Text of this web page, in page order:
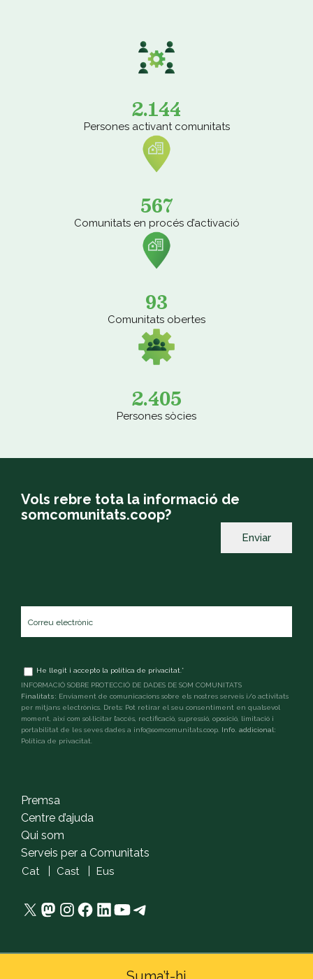
2.144
Persones activant comunitats
567
Comunitats en procés d’activació
93
Comunitats obertes
2.405
Persones sòcies
Vols rebre tota la informació de
somcomunitats.coop?
electrònic *
TermsHe llegit i accepto la política de privacitat *
INFORMACIÓ SOBRE PROTECCIÓ DE DADES DE SOM COMUNITATS
Finalitats: Enviament de comunicacions sobre els nostres serveis i/o activitats
per mitjans electrònics. Drets: Pot retirar el seu consentiment en qualsevol
moment, així com sol·licitar l’accés, rectificació, supressió, oposició, limitació i
portabilitat de les seves dades a info@somcomunitats.coop. Info. addicional:
Política de privacitat
Premsa
Centre d’ajuda
Qui som
Serveis per a Comunitats
Cat Cast Eus
X Mastodon
Instagram
Facebook
LinkedIn
YouTube
Telegram